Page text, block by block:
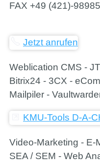
FAX +49 (421)-
Jetzt anrufen
Weblication CMS -
Bitrix24 - 3CX -
Mailpiler -
KMU-Tools D-A-
Video-Marketing - E-
SEA / SEM - Web